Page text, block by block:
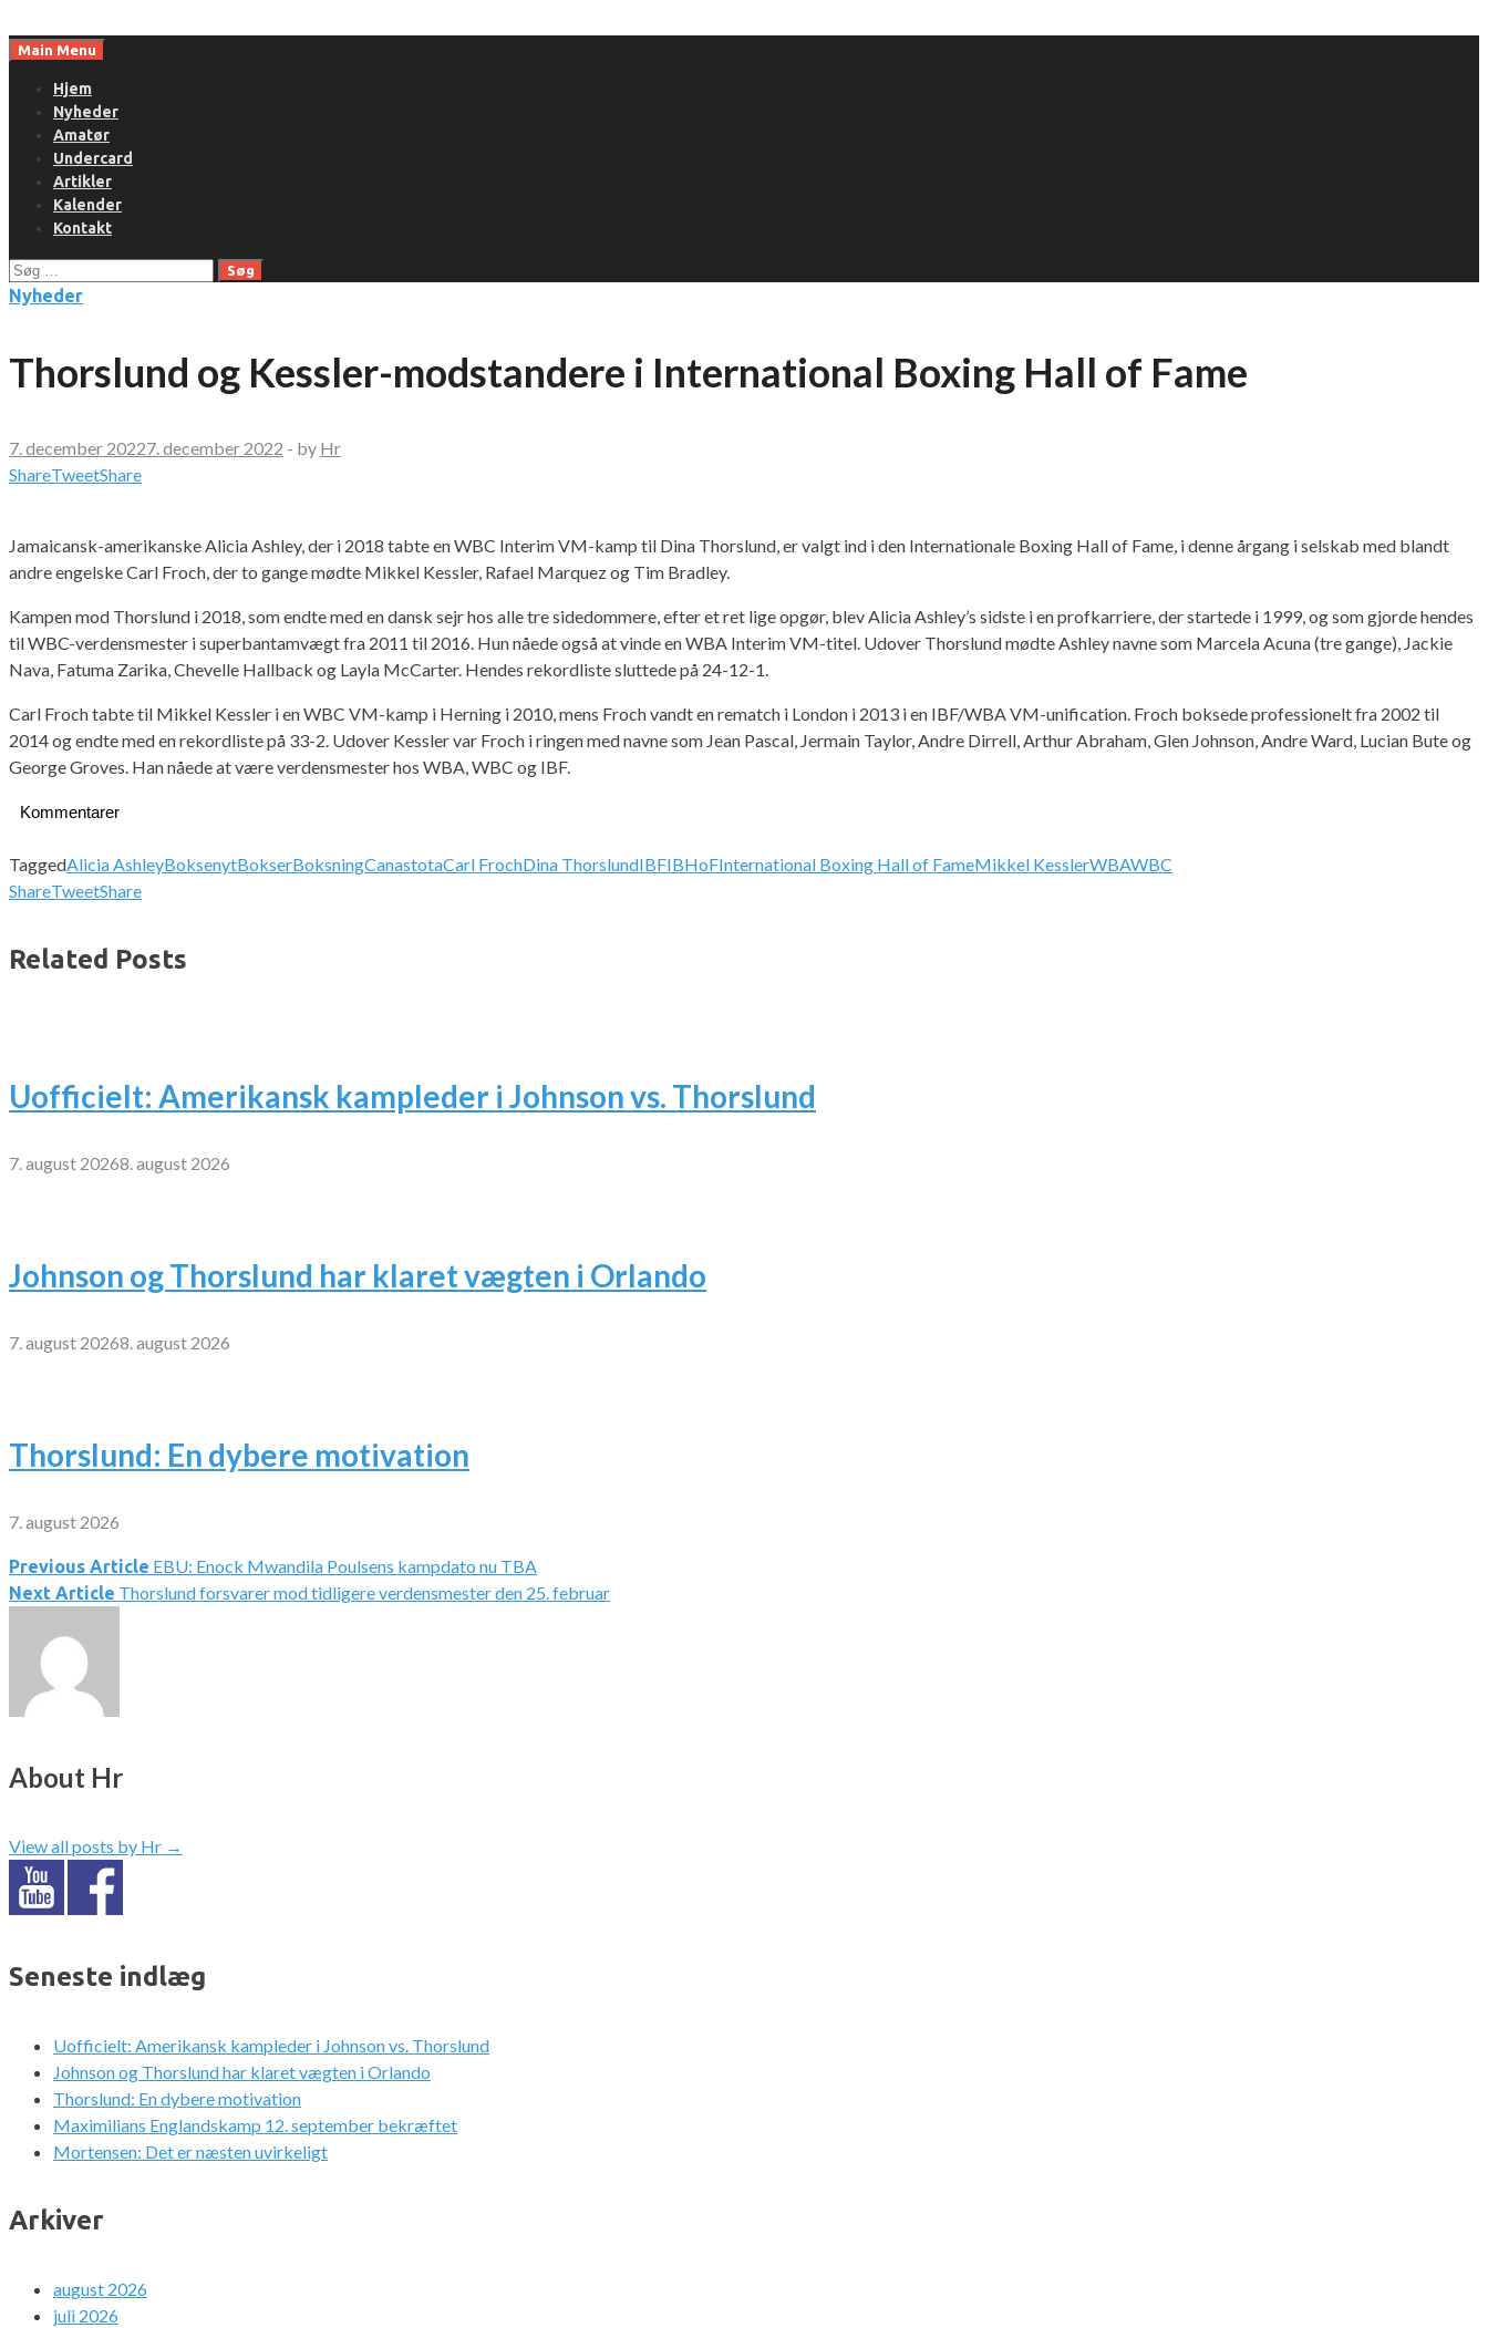
toMain Menu
Hjem
Nyheder
Amatør
Undercard
Artikler
Kalender
Kontakt
Søg
efter:
Nyheder
Thorslund og Kessler-modstandere i International Boxing Hall of Fame
7. december 20227. december 2022 - by Hr
ShareTweetShare
Jamaicansk-amerikanske Alicia Ashley, der i 2018 tabte en WBC Interim VM-kamp til Dina Thorslund, er valgt ind i den Internationale Boxing Hall of Fame, i denne årgang i selskab med blandt
andre engelske Carl Froch, der to gange mødte Mikkel Kessler, Rafael Marquez og Tim Bradley.
Kampen mod Thorslund i 2018, som endte med en dansk sejr hos alle tre sidedommere, efter et ret lige opgør, blev Alicia Ashley’s sidste i en profkarriere, der startede i 1999, og som gjorde hendes
til WBC-verdensmester i superbantamvægt fra 2011 til 2016. Hun nåede også at vinde en WBA Interim VM-titel. Udover Thorslund mødte Ashley navne som Marcela Acuna (tre gange), Jackie
Nava, Fatuma Zarika, Chevelle Hallback og Layla McCarter. Hendes rekordliste sluttede på 24-12-1.
Carl Froch tabte til Mikkel Kessler i en WBC VM-kamp i Herning i 2010, mens Froch vandt en rematch i London i 2013 i en IBF/WBA VM-unification. Froch boksede professionelt fra 2002 til
2014 og endte med en rekordliste på 33-2. Udover Kessler var Froch i ringen med navne som Jean Pascal, Jermain Taylor, Andre Dirrell, Arthur Abraham, Glen Johnson, Andre Ward, Lucian Bute og
George Groves. Han nåede at være verdensmester hos WBA, WBC og IBF.
Kommentarer
TaggedAlicia AshleyBoksenytBokserBoksningCanastotaCarl FrochDina ThorslundIBFIBHoFInternational Boxing Hall of FameMikkel KesslerWBAWBC
ShareTweetShare
Related Posts
Uofficielt: Amerikansk kampleder i Johnson vs. Thorslund
7. august 20268. august 2026
Johnson og Thorslund har klaret vægten i Orlando
7. august 20268. august 2026
Thorslund: En dybere motivation
7. august 2026
Indlægsnavigation
Previous Article EBU: Enock Mwandila Poulsens kampdato nu TBA
Next Article Thorslund forsvarer mod tidligere verdensmester den 25. februar
About Hr
View all posts by Hr →
Seneste indlæg
Uofficielt: Amerikansk kampleder i Johnson vs. Thorslund
Johnson og Thorslund har klaret vægten i Orlando
Thorslund: En dybere motivation
Maximilians Englandskamp 12. september bekræftet
Mortensen: Det er næsten uvirkeligt
Arkiver
august 2026
juli 2026